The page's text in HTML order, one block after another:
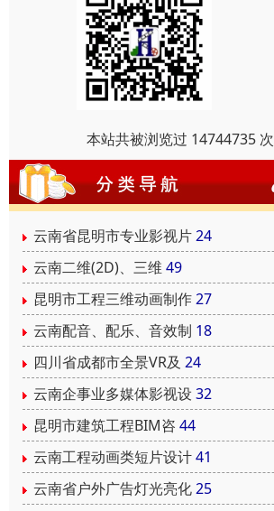
本站共被浏览过 14744735 次
云南省昆明市专业影视片24
云南二维(2D)、三维 49
昆明市工程三维动画制作27
云南配音、配乐、音效制 18
四川省成都市全景VR及 24
云南企事业多媒体影视设 32
昆明市建筑工程BIM咨 44
云南工程动画类短片设计41
云南省户外广告灯光亮化25